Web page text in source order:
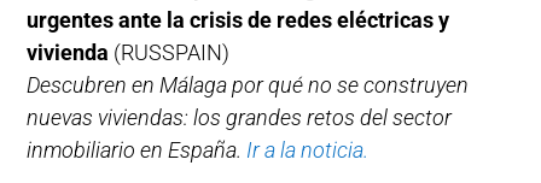
urgentes ante la crisis de redes eléctricas y
vivienda (RUSSPAIN)
Descubren en Málaga por qué no se construyen
nuevas viviendas: los grandes retos del sector
inmobiliario en España. Ir a la noticia.